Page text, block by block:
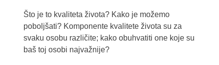
Što je to kvaliteta života? Kako je možemo
poboljšati? Komponente kvalitete života su za
svaku osobu različite; kako obuhvatiti one koje su
baš toj osobi najvažnije?